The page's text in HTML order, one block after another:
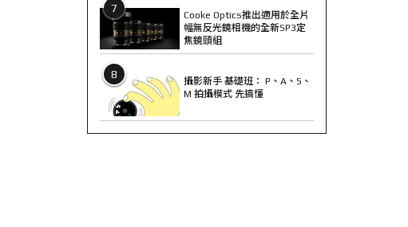
7
Cooke Optics推出適用於全片
幅無反光鏡相機的全新SP3定
焦鏡頭組
8
攝影新手 基礎班： P、A、S、
M 拍攝模式 先搞懂